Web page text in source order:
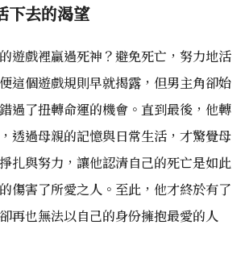
下去的渴望
遊戲裡贏過死神？避免死亡，努力地活
這個遊戲規則早就揭露，但男主角卻始
過了扭轉命運的機會。直到最後，他轉
透過母親的記憶與日常生活，才驚覺母
扎與努力，讓他認清自己的死亡是如此
傷害了所愛之人。至此，他才終於有了
再也無法以自己的身份擁抱最愛的人